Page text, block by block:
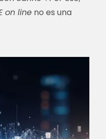
on line no es una